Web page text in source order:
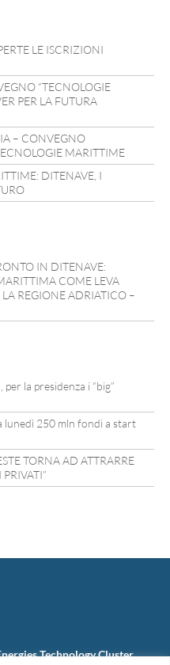
LE ISCRIZIONI
“TECNOLOGIE
PER LA FUTURA
– CONVEGNO
MARITTIME
DITENAVE, I
IN DITENAVE:
COME LEVA
REGIONE ADRIATICO –
per la presidenza i “big”
lunedì 250 mln fondi a start
TORNA AD ATTRARRE
Technology Cluster